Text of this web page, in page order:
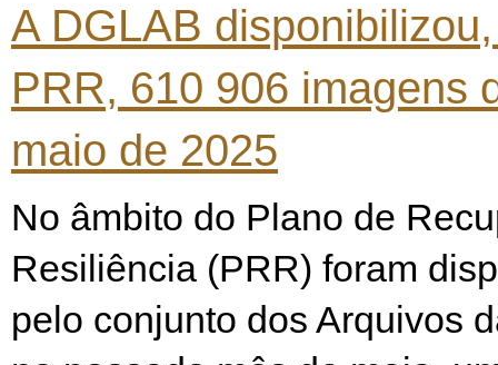
A DGLAB
PRR, 610 906 imagens
maio de 2025
No âmbito do Plano de
Resiliência (PRR) foram
pelo conjunto dos Arquivos